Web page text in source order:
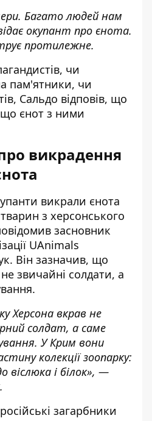
Багато людей нам
окупант про єнота.
протилежне.
чи
пам'ятники, чи
Сальдо відповів, що
єнот з ними
викрадення
викрали єнота
з херсонського
засновник
UAnimals
Він зазначив, що
звичайні солдати, а
Херсона вкрав не
солдат, а саме
У Крим вони
колекції зоопарку:
віслюка і білок», —
загарбники